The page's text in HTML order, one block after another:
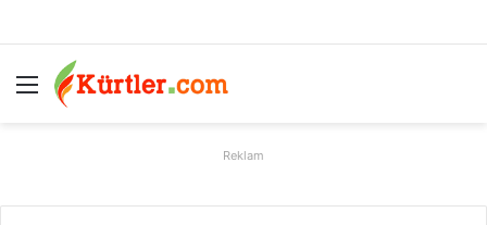
Menü
Reklam